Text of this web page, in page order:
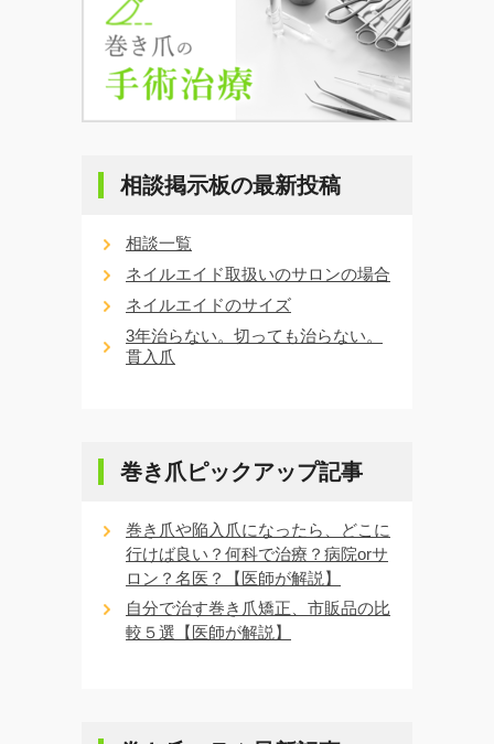
相談掲示板の最新投稿
相談一覧
ネイルエイド取扱いのサロンの場合
ネイルエイドのサイズ
3年治らない。切っても治らない。
貫入爪
巻き爪ピックアップ記事
巻き爪や陥入爪になったら、どこに
行けば良い？何科で治療？病院orサ
ロン？名医？【医師が解説】
自分で治す巻き爪矯正、市販品の比
較５選【医師が解説】